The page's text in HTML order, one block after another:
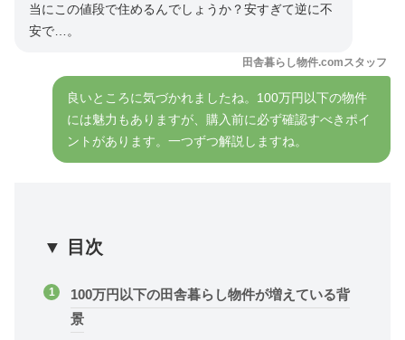
当にこの値段で住めるんでしょうか？安すぎて逆に不
安で…。
田舎暮らし物件.comスタッフ
良いところに気づかれましたね。100万円以下の物件
には魅力もありますが、購入前に必ず確認すべきポイ
ントがあります。一つずつ解説しますね。
▼ 目次
100万円以下の田舎暮らし物件が増えている背
景